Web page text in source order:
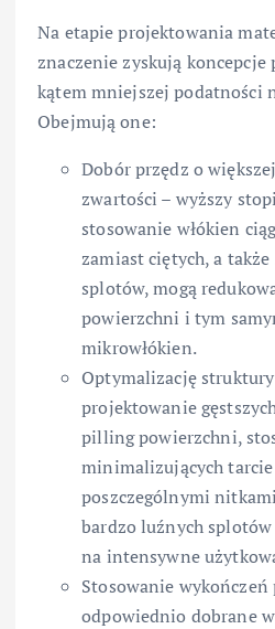
Na etapie projektowania
znaczenie zyskują
kątem mniejszej podatności
Obejmują one:
Dobór przędz o
zwartości – wyższy
stosowanie włókien
zamiast ciętych, a
splotów, mogą
powierzchni i tym
mikrowłókien.
Optymalizację
projektowanie
pilling powierzchni,
minimalizujących
poszczególnymi
bardzo luźnych
na intensywne
Stosowanie
odpowiednio dobrane